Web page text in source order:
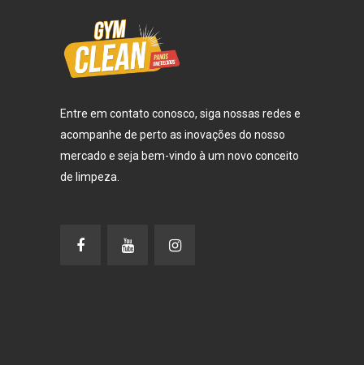
Entre em contato conosco, siga nossas redes e
acompanhe de perto as inovações do nosso
mercado e seja bem-vindo à um novo conceito
de limpeza.